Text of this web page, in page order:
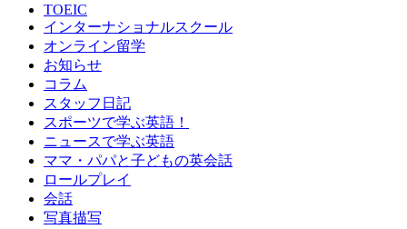
TOEIC
インターナショナルスクール
オンライン留学
お知らせ
コラム
スタッフ日記
スポーツで学ぶ英語！
ニュースで学ぶ英語
ママ・パパと子どもの英会話
ロールプレイ
会話
写真描写